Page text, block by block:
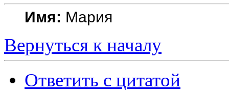
Имя: Мария
Вернуться к началу
Ответить с цитатой